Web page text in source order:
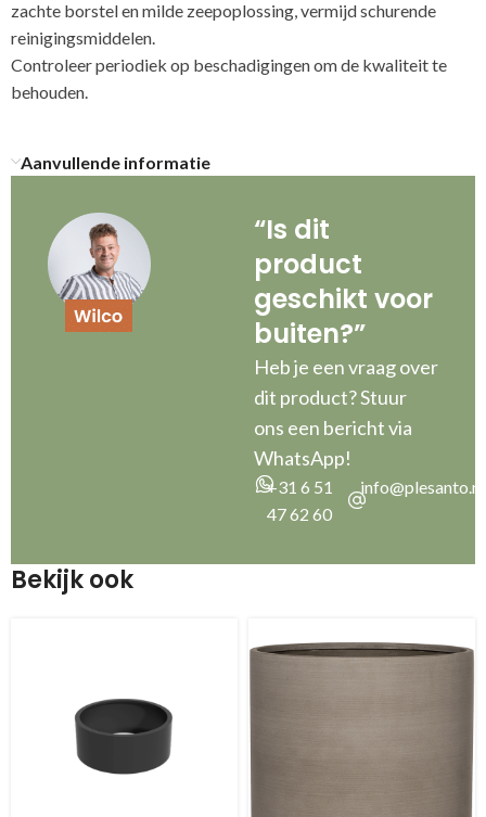
zachte borstel en milde zeepoplossing, vermijd schurende
reinigingsmiddelen.
Controleer periodiek op beschadigingen om de kwaliteit te
Aanvullende informatie
“Is dit
product
geschikt voor
buiten?”
Heb je een vraag over
dit product? Stuur
ons een bericht via
WhatsApp!
+31 6 51
47 62 60
info@plesanto.nl
Bekijk ook